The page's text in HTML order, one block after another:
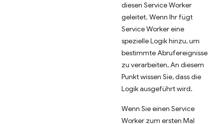
diesen Service Worker
geleitet. Wenn Ihr fügt
Service Worker eine
spezielle Logik hinzu, um
bestimmte Abrufereignisse
zu verarbeiten, An diesem
Punkt wissen Sie, dass die
Logik ausgeführt wird.
Wenn Sie einen Service
Worker zum ersten Mal